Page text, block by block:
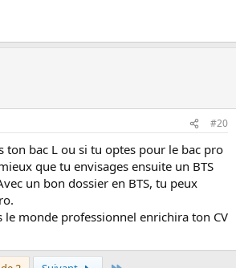
#20
ton bac L ou si tu optes pour le bac pro
que tu envisages ensuite un BTS
un bon dossier en BTS, tu peux
le monde professionnel enrichira ton CV